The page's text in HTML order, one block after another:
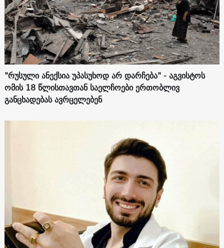
"რუსული ანექსია უპასუხოდ არ დარჩება" - აგვისტოს
ომის 18 წლისთავთან საელჩოები ერთობლივ
განცხადებას ავრცელებენ